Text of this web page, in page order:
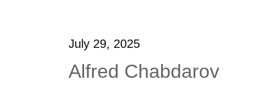
July 29, 2025
Alfred Chabdarov